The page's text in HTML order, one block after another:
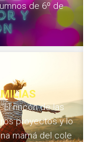
de 6º de
rincón de las
proyectos y lo
mamá del cole